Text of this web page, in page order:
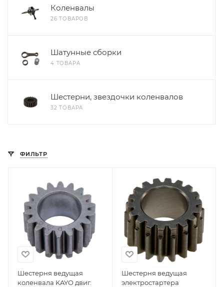
Коленвалы
26 ТОВАРОВ
Шатунные сборки
4 ТОВАРА
Шестерни, звездочки коленвалов
32 ТОВАРА
ФИЛЬТР
Шестерня ведущая
коленвала KAYO двиг.
Шестерня ведущая
электростартера